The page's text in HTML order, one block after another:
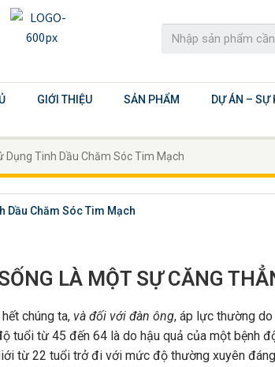
GIỚI THIỆU SẢN PHẨM DỰ ÁN – SỰ
Dụng Tinh Dầu Chăm Sóc Tim Mạch
Dầu Chăm Sóc Tim Mạch
LÀ MỘT SỰ CĂNG
chúng ta, và đối với đàn ông, áp lực thường
tuổi từ 45 đến 64 là do hậu quả của một bệnh
từ 22 tuổi trở đi với mức độ thường xuyên